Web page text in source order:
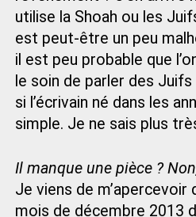
utilise la Shoah ou les
est peut-être un peu
il est peu probable que
le soin de parler des
si l’écrivain né dans les
simple. Je ne sais plus
Il manque une pièce ?
Je viens de m’apercevoir
mois de décembre 2013